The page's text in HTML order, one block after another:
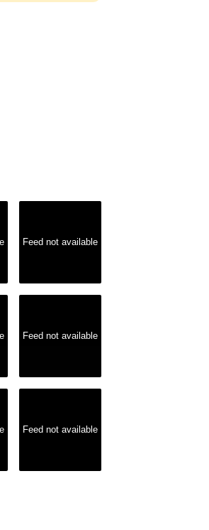
Feed not available
Feed not available
Feed not available